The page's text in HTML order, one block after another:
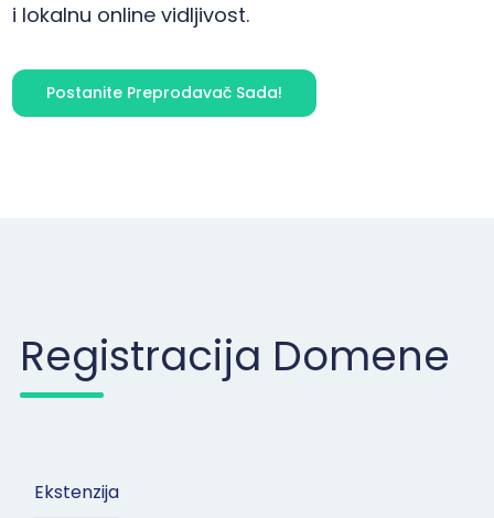
i lokalnu online vidljivost.
Postanite Preprodavač Sada!
Registracija Domene
Ekstenzija